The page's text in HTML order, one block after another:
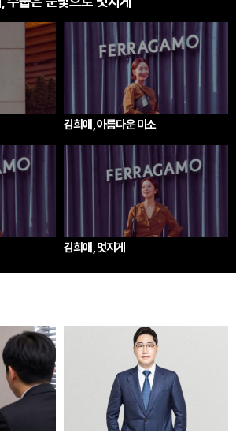
김희애, 아름다운 미소
김희애, 멋지게